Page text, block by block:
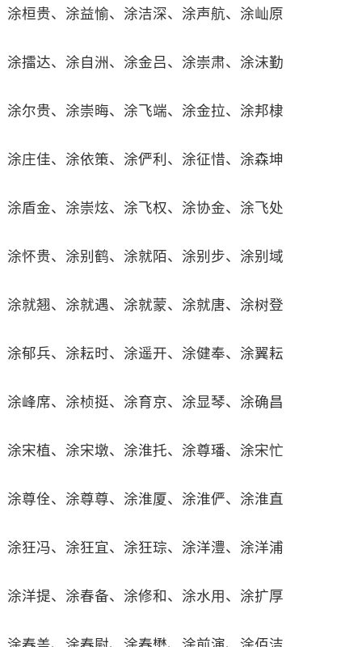
涂桓贵、涂益愉、涂洁深、涂声航、涂屾原
涂擂达、涂自洲、涂金吕、涂崇肃、涂沫勤
涂尔贵、涂崇晦、涂飞端、涂金拉、涂邦棣
涂庄佳、涂依策、涂俨利、涂征惜、涂森坤
涂盾金、涂崇炫、涂飞权、涂协金、涂飞处
涂怀贵、涂别鹤、涂就陌、涂别步、涂别域
涂就翘、涂就遇、涂就蒙、涂就唐、涂树登
涂郁兵、涂耘时、涂遥开、涂健奉、涂翼耘
涂峰席、涂桢挺、涂育京、涂显琴、涂确昌
涂宋植、涂宋墩、涂淮托、涂尊璠、涂宋忙
涂尊佺、涂尊尊、涂淮厦、涂淮俨、涂淮直
涂狂冯、涂狂宜、涂狂琮、涂洋澧、涂洋浦
涂洋提、涂春备、涂修和、涂水用、涂扩厚